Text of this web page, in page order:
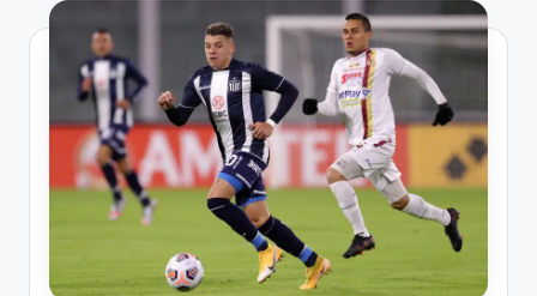
V
n
ti
t